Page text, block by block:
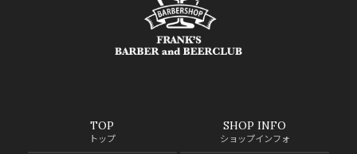
TOP
トップ
SHOP INFO
ショップインフォ